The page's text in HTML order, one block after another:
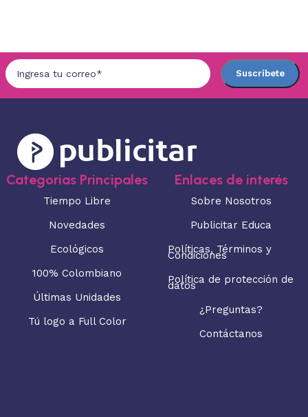
Categorias Principales
Tiempo Libre
Novedades
Ecológicos
100% Colombiano
Últimas Unidades
Tú logo a Full Color
Enlaces de interés
Sobre Nosotros
Publicitar Educa
Políticas, Términos y
Condiciones
Política de protección de
datos
¿Preguntas?
Contáctanos